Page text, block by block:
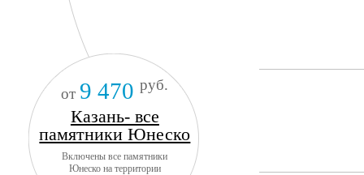
от 9 470руб.
Казань- все
памятники Юнеско
Включены все памятники
Юнеско на территории